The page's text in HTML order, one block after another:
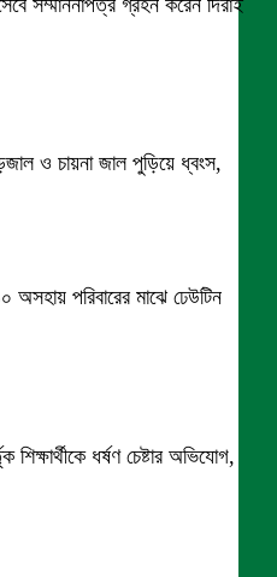
ও চায়না জাল পুড়িয়ে ধ্বংস,
অসহায় পরিবারের মাঝে ঢেউটিন
ধর্ষণ চেষ্টার অভিযোগ,